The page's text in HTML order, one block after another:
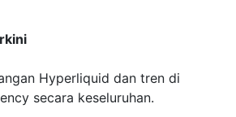
Hyperliquid dan tren di
secara keseluruhan.